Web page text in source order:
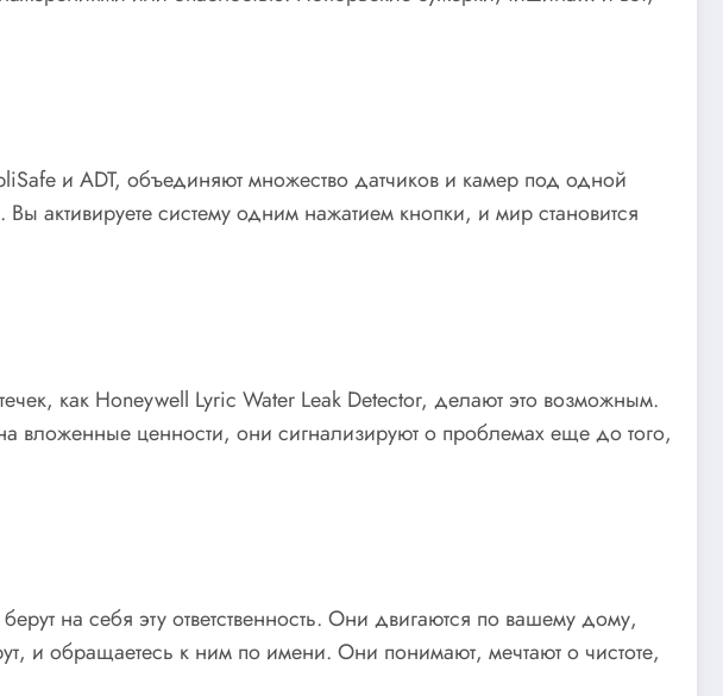
и ADT, объединяют множество датчиков и камер под одной
активируете систему одним нажатием кнопки, и мир становится
как Honeywell Lyric Water Leak Detector, делают это возможным.
вложенные ценности, они сигнализируют о проблемах еще до того,
на себя эту ответственность. Они двигаются по вашему дому,
и обращаетесь к ним по имени. Они понимают, мечтают о чистоте,